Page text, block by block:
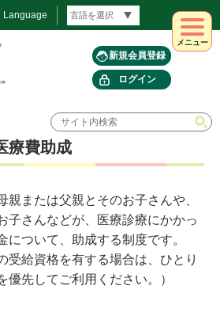
Language
新規会員登録
ログイン
メニュー
療費助成
親または父親とそのお子さんや、
子さんなどが、医療診療にかかっ
について、助成する制度です。
受給資格を有する場合は、ひとり
優先してご利用ください。）